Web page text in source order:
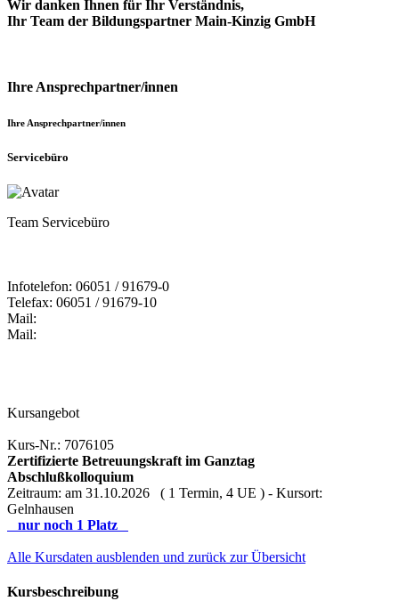
Wir danken Ihnen für Ihr Verständnis,
Ihr Team der Bildungspartner Main-Kinzig GmbH
Ihre Ansprechpartner/innen
Ihre Ansprechpartner/innen
Servicebüro
Team Servicebüro
Infotelefon: 06051 / 91679-0
Telefax: 06051 / 91679-10
Mail:
Mail:
Kursangebot
Kurs-Nr.: 7076105
Zertifizierte Betreuungskraft im Ganztag
Abschlußkolloquium
Zeitraum: am 31.10.2026 ( 1 Termin, 4 UE ) - Kursort:
Gelnhausen
nur noch 1 Platz
Alle Kursdaten ausblenden und zurück zur Übersicht
Kursbeschreibung